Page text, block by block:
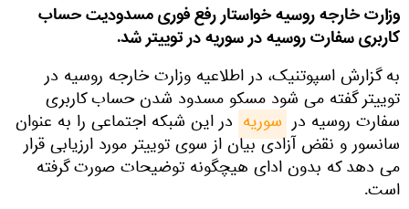
وزارت خارجه روسیه خواستار رفع فوری مسدودیت حساب
کاربری سفارت روسیه در سوریه در توییتر شد.
به گزارش اسپوتنیک، در اطلاعیه وزارت خارجه روسیه در
توییتر گفته می شود مسکو مسدود شدن حساب کاربری
سفارت روسیه در سوریه در این شبکه اجتماعی را به عنوان
سانسور و نقض آزادی بیان از سوی توییتر مورد ارزیابی قرار
می دهد که بدون ادای هیچگونه توضیحات صورت گرفته
است.